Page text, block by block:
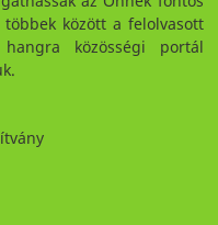
között a felolvasott
közösségi portál